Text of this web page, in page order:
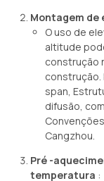
Montagem
O uso de
altitude
construção
construção.
span,
difusão,
Cangzhou.
Pré -
temperatura :